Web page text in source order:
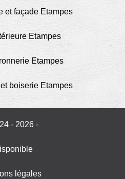
et façade Etampes
Etampes
Etampes
boiserie Etampes
- 2026 -
légales